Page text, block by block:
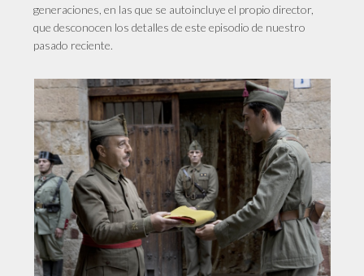
generaciones, en las que se autoincluye el propio director,
que desconocen los detalles de este episodio de nuestro
pasado reciente.